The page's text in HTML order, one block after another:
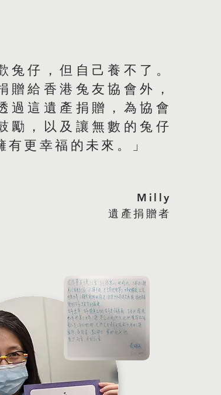
兔仔，但自己養不了。
贈給香港兔友協會外，
過這遺產捐贈，為協會
勵，以及讓無數的兔仔
有更幸福的未來。」
Milly
遺產捐贈者